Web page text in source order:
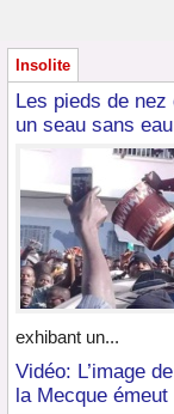
Insolite
Les pieds de
un seau sans eau
exhibant un...
Vidéo: L’image
la Mecque